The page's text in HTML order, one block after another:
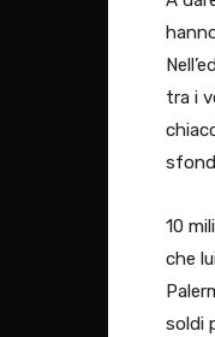
tra i
10
che
soldi